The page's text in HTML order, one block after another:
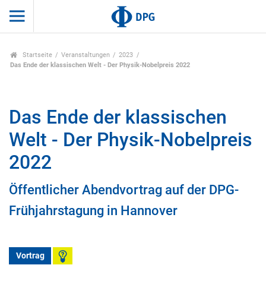
Startseite Veranstaltungen
2023
Das Ende der klassischen Welt - Der Physik-Nobelpreis 2022
Das Ende der klassischen
Welt - Der Physik-Nobelpreis
2022
Öffentlicher Abendvortrag auf der DPG-
Frühjahrstagung in Hannover
Vortrag